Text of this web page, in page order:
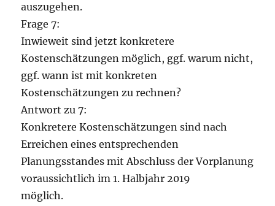
auszugehen.
Frage 7:
Inwieweit sind jetzt konkretere
Kostenschätzungen möglich, ggf. warum nicht,
ggf. wann ist mit konkreten
Kostenschätzungen zu rechnen?
Antwort zu 7:
Konkretere Kostenschätzungen sind nach
Erreichen eines entsprechenden
Planungsstandes mit Abschluss der Vorplanung
voraussichtlich im 1. Halbjahr 2019
möglich.